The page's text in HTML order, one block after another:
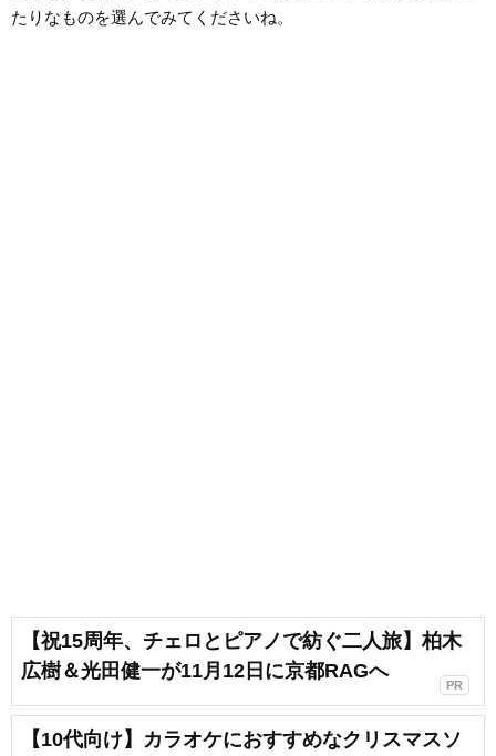
たりなものを選んでみてくださいね。
【祝15周年、チェロとピアノで紡ぐ二人旅】柏木
広樹＆光田健一が11月12日に京都RAGへ
PR
【10代向け】カラオケにおすすめなクリスマスソ